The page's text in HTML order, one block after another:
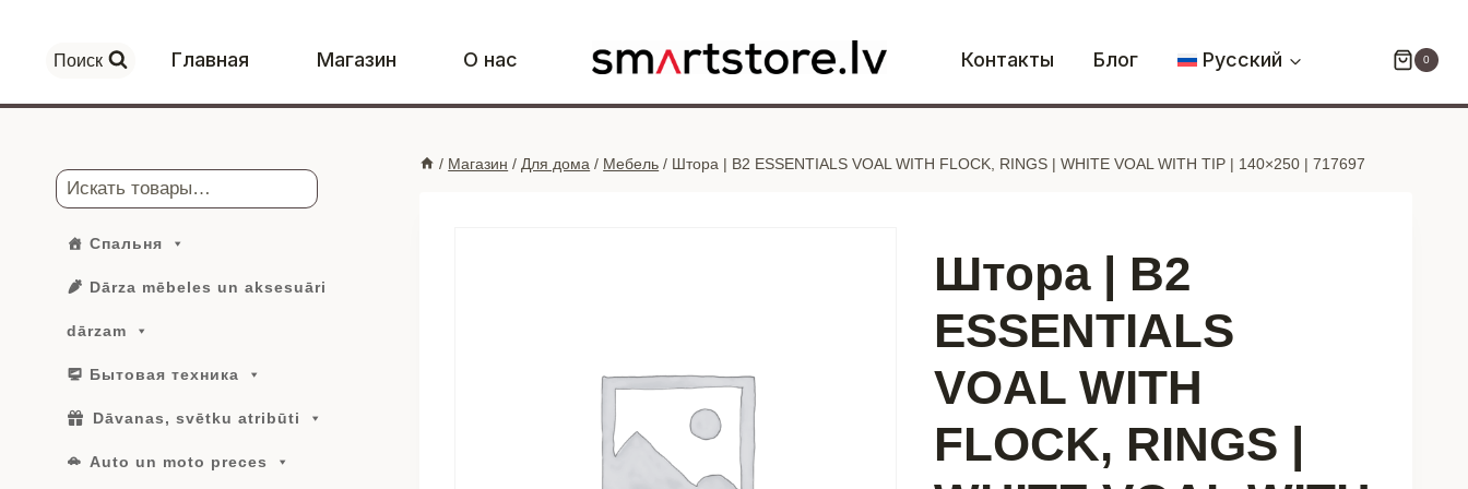
контенту
Поиск Главная Магазин О нас Контакты Блог Русский 0
/ Магазин / Для дома / Мебель / Штора | B2 ESSENTIALS VOAL WITH FLOCK, RINGS | WHITE VOAL WITH TIP | 140×250 | 717697
Штора | B2
ESSENTIALS
VOAL WITH
FLOCK, RINGS |
Поиск
Спальня
Dārza mēbeles un aksesuāri
dārzam
Бытовая техника
Dāvanas, svētku atribūti
Auto un moto preces
|
ESSENTIALS
WITH
WHITE
VOAL
WITH
TIP
|
140x250
|